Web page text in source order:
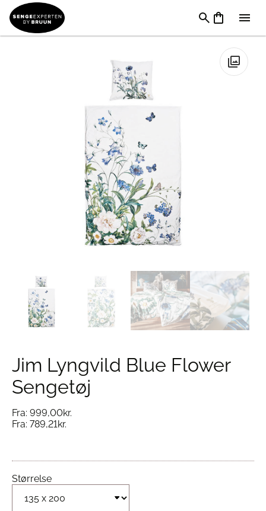
TILBUD → FØDSELSDAG Sengetøj & Lagner I Tilbud →
Jim
Lyngvild Blue Flower Sengetøj
🔍
Jim Lyngvild Blue Flower
Sengetøj
Fra: 999,00kr.
Fra: 789,21kr.
Størrelse